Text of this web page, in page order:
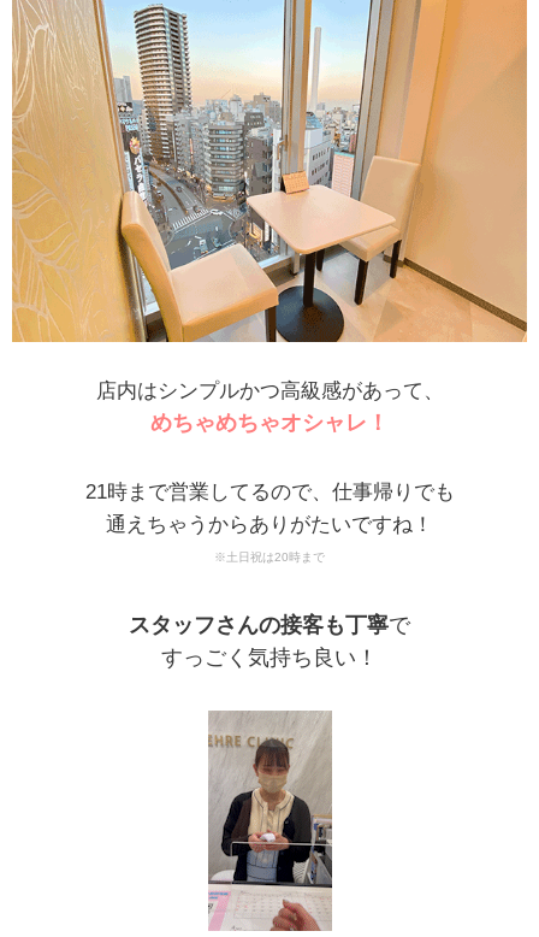
店内はシンプルかつ高級感があって、
めちゃめちゃオシャレ！
21時まで営業してるので、仕事帰りでも
通えちゃうからありがたいですね！
※土日祝は20時まで
スタッフさんの接客も丁寧で
すっごく気持ち良い！